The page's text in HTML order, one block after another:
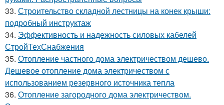
33. Строительство складной лестницы на конек крыши:
подробный инструктаж
34. Эффективность и надежность силовых кабелей
СтройТехСнабжения
35. Отопление частного дома электричеством дешево.
Дешевое отопление дома электричеством с
использованием резервного источника тепла
36. Отопление загородного дома электричеством.